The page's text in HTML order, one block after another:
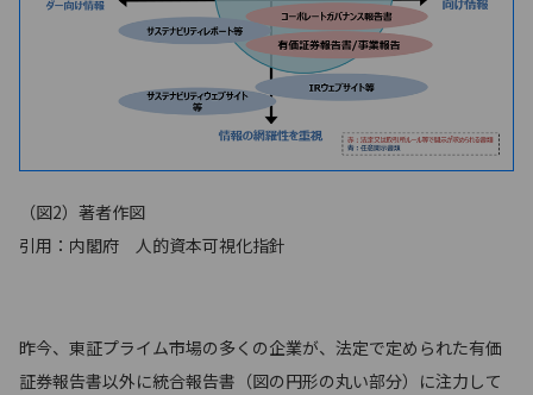
（図2）著者作図
引用：内閣府 人的資本可視化指針
昨今、東証プライム市場の多くの企業が、法定で定められた有価
証券報告書以外に統合報告書（図の円形の丸い部分）に注力して